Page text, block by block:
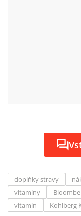
doplňky stravy
vitamíny
vitamín
Kohlberg